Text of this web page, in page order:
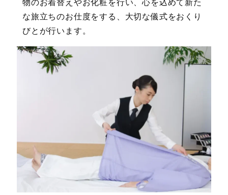
物のお着替えやお化粧を行い、心を込めて新た
な旅立ちのお仕度をする、大切な儀式をおくり
びとが行います。